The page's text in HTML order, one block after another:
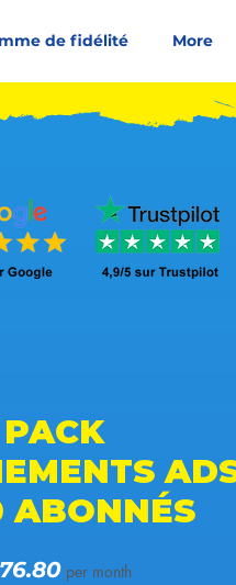
de fidélité More
PACK
Price
per month